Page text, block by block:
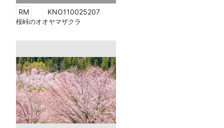
KNO110025207
桜峠のオオヤマザクラ